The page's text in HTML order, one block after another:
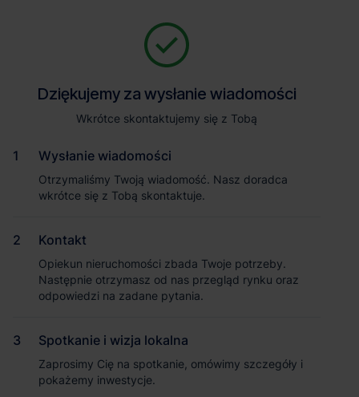
Grunt magazynowy w Legnicy
Dziękujemy za wysłanie wiadomości
Wkrótce skontaktujemy się z Tobą
Wysłanie wiadomości
Otrzymaliśmy Twoją wiadomość. Nasz doradca
wkrótce się z Tobą skontaktuje.
Kontakt
Opiekun nieruchomości zbada Twoje potrzeby.
Następnie otrzymasz od nas przegląd rynku oraz
odpowiedzi na zadane pytania.
Spotkanie i wizja lokalna
Zaprosimy Cię na spotkanie, omówimy szczegóły i
pokażemy inwestycje.
Jesteśmy tu, żeby Ci pomóc. Niezależnie od tego, na jakim etapie
Ci wybrać najlepszą ofertę. Napisz do nas!
Imię i nazwisko
Nazwa firmy
Email służbowy
Dziękujemy za wysłanie wiadomości
Wkrótce skontaktujemy się z Tobą
Wysłanie wiadomości
Otrzymaliśmy Twoją wiadomość. Nasz doradca
wkrótce się z Tobą skontaktuje.
Kontakt
Opiekun nieruchomości zbada Twoje potrzeby.
Następnie otrzymasz od nas przegląd rynku oraz
odpowiedzi na zadane pytania.
Spotkanie i wizja lokalna
Zaprosimy Cię na spotkanie, omówimy szczegóły i
pokażemy inwestycje.